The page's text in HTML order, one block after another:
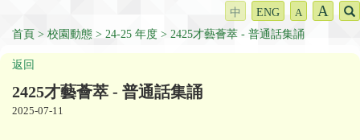
中 ENG A A
首頁 校園動態 24-25 年度 2425才藝薈萃 - 普通話集誦
返回
2425才藝薈萃 - 普通話集誦
2025-07-11